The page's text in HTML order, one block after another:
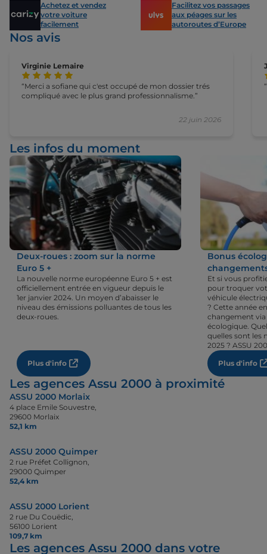
Achetez et vendez
votre voiture
facilement
Facilitez vos passages
aux péages sur les
autoroutes d’Europe
Nos avis
Virginie Lemaire
22 juin 2026
Merci a sofiane qui c'est occupé de mon dossier trés
compliqué avec le plus grand professionnalisme.
Les infos du moment
Deux-roues : zoom sur la norme
Euro 5 +
La nouvelle norme européenne Euro 5 + est
officiellement entrée en vigueur depuis le
1er janvier 2024. Un moyen d’abaisser le
niveau des émissions polluantes de tous les
deux-roues.
Plus d'info
Bonus
Et si vous
pour troquer
véhicule
? Cette année
changement
écologique.
quelles sont les
2025 ? ASSU
Plus d'info
Les agences Assu 2000 à proximité
ASSU 2000 Morlaix
4 place Emile Souvestre,
29600 Morlaix
52,1 km
ASSU 2000 Quimper
2 rue Préfet Collignon,
29000 Quimper
52,4 km
ASSU 2000 Lorient
2 rue Du Couëdic,
56100 Lorient
109,7 km
Les agences Assu 2000 dans votre